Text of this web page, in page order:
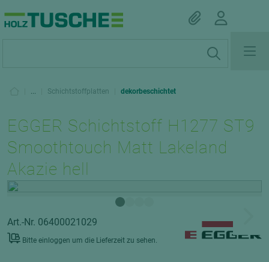
... Schichtstoffplatten dekorbeschichtet
EGGER Schichtstoff H1277 ST9
Smoothtouch Matt Lakeland
Akazie hell
Art.-Nr. 06400021029
Bitte einloggen um die Lieferzeit zu sehen.